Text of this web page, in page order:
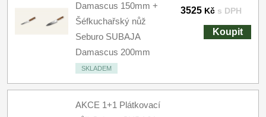
Damascus 150mm +
Šéfkuchařský nůž
Seburo SUBAJA
Damascus 200mm
SKLADEM
3525 Kč s DPH
Koupit
AKCE 1+1 Plátkovací